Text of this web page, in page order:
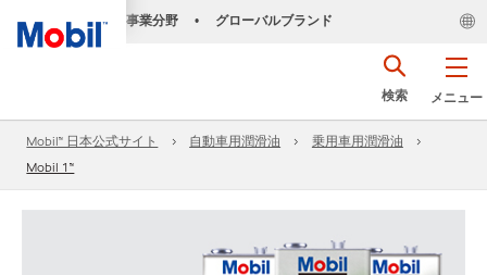
事業分野 • グローバルブランド
メニュー
検索
Mobil™ 日本公式サイト 自動車用潤滑油
乗用車用潤滑油
Mobil 1™